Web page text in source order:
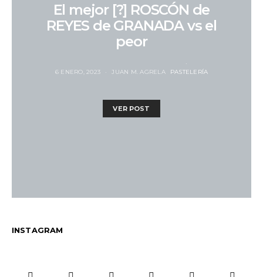
El mejor [?] ROSCÓN de
REYES de GRANADA vs el
peor
6 ENERO, 2023 JUAN M. AGRELA PASTELERÍA
VER POST
INSTAGRAM